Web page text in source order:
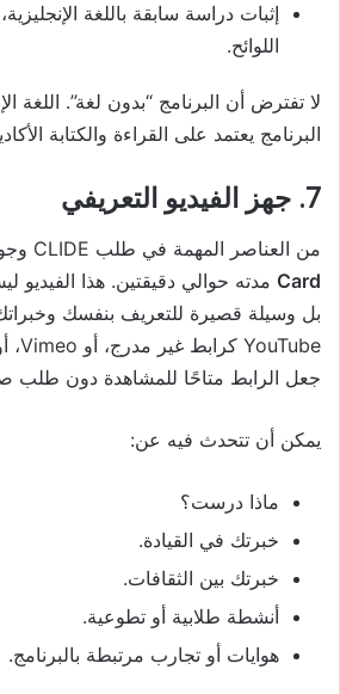
إثبات دراسة سابقة باللغة
اللوائح.
لا تفترض أن البرنامج “بدون لغة”. اللغة
البرنامج يعتمد على القراءة والكتابة
7. جهز الفيديو التعريفي
من العناصر المهمة في طلب CLIDE وجود
Card مدته حوالي دقيقتين. هذا الفيديو
بل وسيلة قصيرة للتعريف بنفسك
جعل الرابط متاحًا للمشاهدة دون طلب
يمكن أن تتحدث فيه عن:
ماذا درست؟
خبرتك في القيادة.
خبرتك بين الثقافات.
أنشطة طلابية أو تطوعية.
هوايات أو تجارب مرتبطة بالبرنامج.